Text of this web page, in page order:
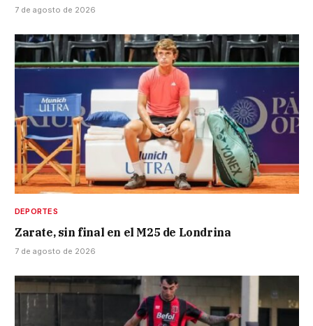
7 de agosto de 2026
DEPORTES
Zarate, sin final en el M25 de Londrina
7 de agosto de 2026